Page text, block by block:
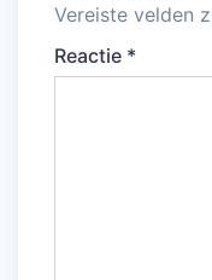
Vereiste velden
Reactie *